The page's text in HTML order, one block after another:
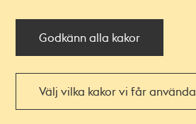
Godkänn alla kakor
Välj vilka kakor vi får använda